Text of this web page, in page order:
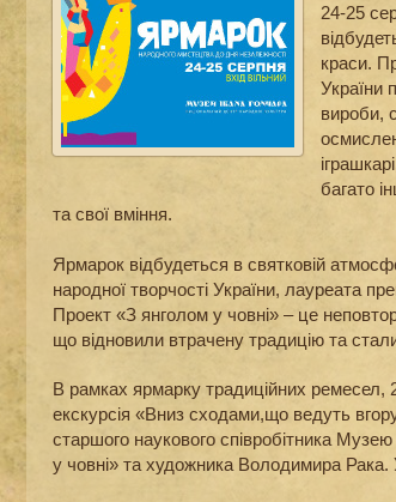
24-25
краси.
України
вироби,
багато
та свої вміння.
Ярмарок відбудеться в святковій
народної творчості України, лауреата
Проект «З янголом у човні» – це
що відновили втрачену традицію та
В рамках ярмарку традиційних ремесел,
екскурсія «Вниз сходами,що ведуть
старшого наукового співробітника
у човні» та художника Володимира Рака.